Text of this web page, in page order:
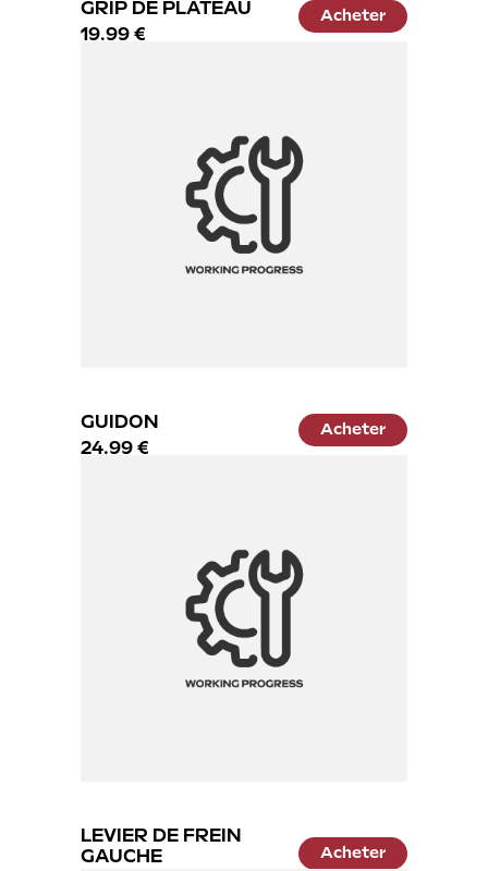
GRIP DE PLATEAU
19.99 €
Acheter
GUIDON
24.99 €
Acheter
LEVIER DE FREIN
GAUCHE
Acheter